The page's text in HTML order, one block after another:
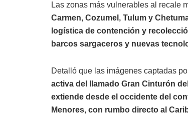
Las zonas más vulnerables al recale
Carmen, Cozumel, Tulum y
logística de contención y
barcos sargaceros y nuevas
Detalló que las imágenes captadas
activa del llamado Gran Cinturón
extiende desde el occidente del
Menores, con rumbo directo al